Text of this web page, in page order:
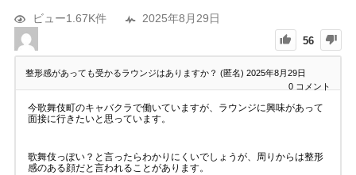
ビュー1.67K件 2025年8月29日
56
整形感があっても受かるラウンジはありますか？ (匿名) 2025年8月29日
0 コメント
今歌舞伎町のキャバクラで働いていますが、ラウンジに興味があって
面接に行きたいと思っています。
歌舞伎っぽい？と言ったらわかりにくいでしょうが、周りからは整形
感のある顔だと言われることがあります。